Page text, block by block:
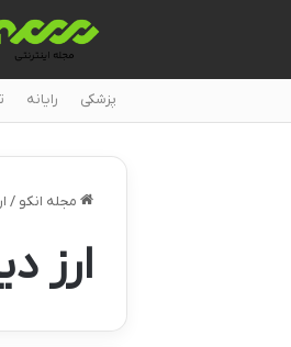
پزشکی رایانه
مجله انکو /
ارز